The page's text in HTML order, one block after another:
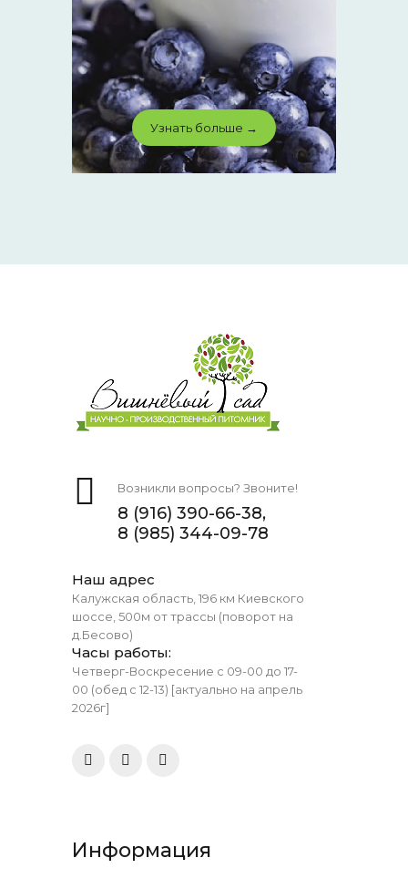
Узнать больше →
Возникли вопросы? Звоните!
8 (916) 390-66-38,
8 (985) 344-09-78
Наш адрес
Калужская область, 196 км Киевского
шоссе, 500м от трассы (поворот на
д.Бесово)
Часы работы:
Четверг-Воскресение с 09-00 до 17-
00 (обед с 12-13) [актуально на апрель
2026г]
Информация